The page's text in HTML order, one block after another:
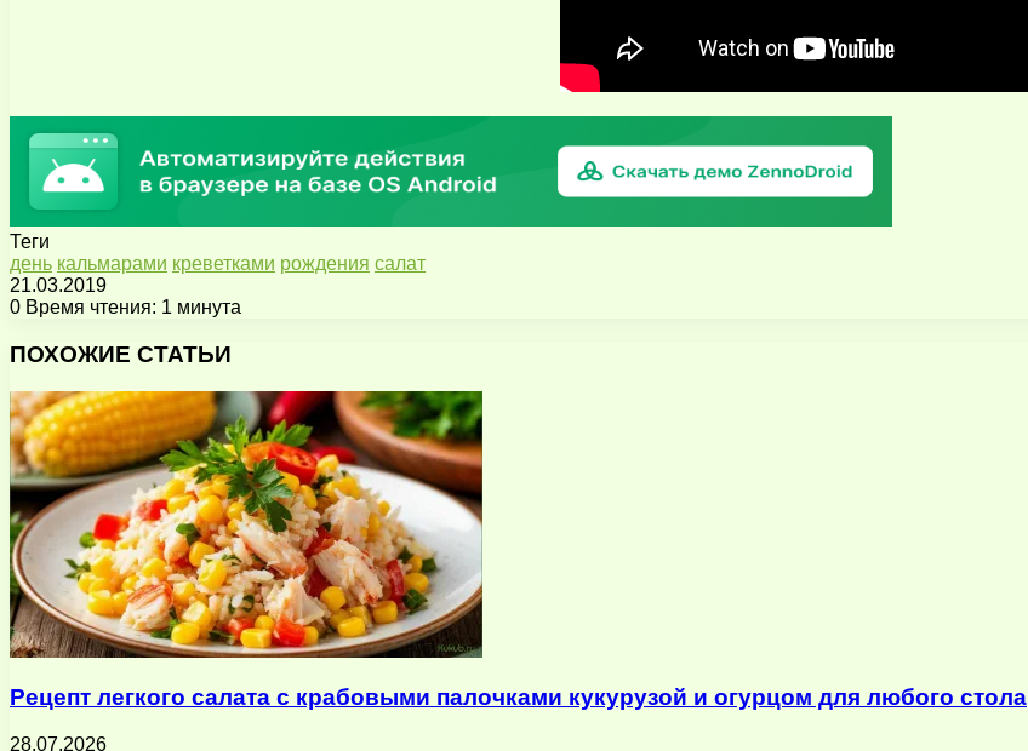
Теги
день кальмарами креветками рождения салат
21.03.2019
0 Время чтения: 1 минута
через
почту
ПОХОЖИЕ СТАТЬИ
Рецепт легкого салата с крабовыми палочками кукурузой и огурцом для любого стола
28.07.2026